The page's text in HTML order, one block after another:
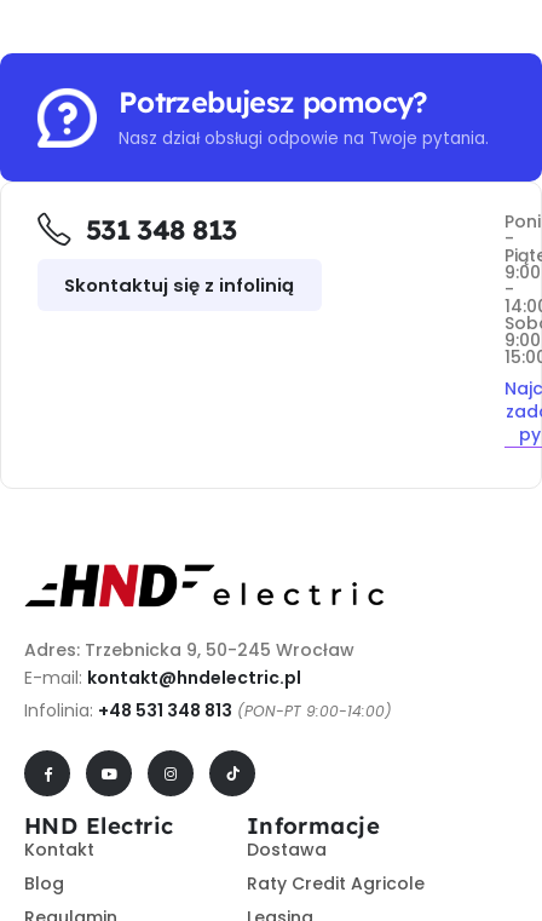
Potrzebujesz pomocy?
Nasz dział obsługi odpowie na Twoje pytania.
531 348 813
Skontaktuj się z infolinią
-
9:00
-
Adres: Trzebnicka 9, 50-245 Wrocław
E-mail: kontakt@hndelectric.pl
Infolinia: +48 531 348 813 (PON-PT 9:00-14:00)
HND Electric
Kontakt
Blog
Informacje
Dostawa
Raty Credit Agricole